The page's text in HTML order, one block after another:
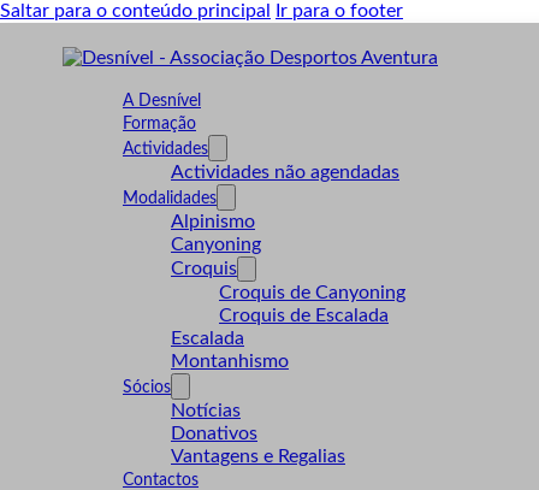
Saltar para o conteúdo principal Ir para o footer
A Desnível
Formação
Actividades
Actividades não agendadas
Modalidades
Alpinismo
Canyoning
Croquis
Croquis de Canyoning
Croquis de Escalada
Escalada
Montanhismo
Sócios
Notícias
Donativos
Vantagens e Regalias
Contactos